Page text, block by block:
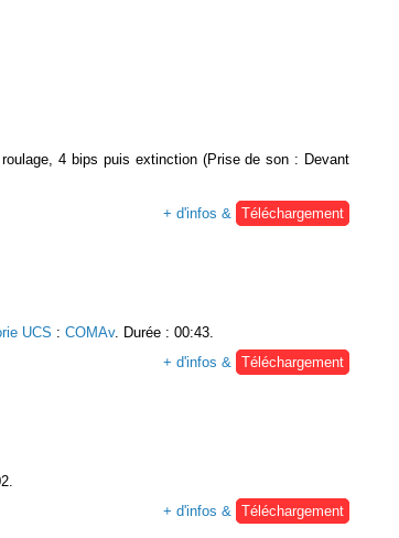
4 bips puis extinction (Prise de son : Devant
+ d'infos &
Téléchargement
UCS : COMAv. Durée : 00:43.
+ d'infos &
Téléchargement
+ d'infos &
Téléchargement